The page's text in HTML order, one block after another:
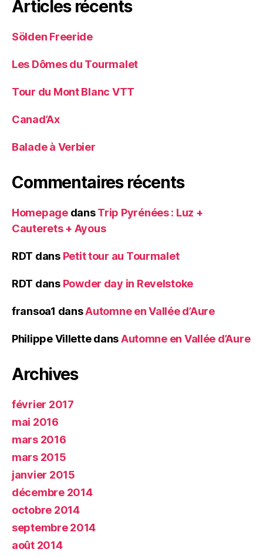
Articles récents
Sölden Freeride
Les Dômes du Tourmalet
Tour du Mont Blanc VTT
Canad’Ax
Balade à Verbier
Commentaires récents
HomepagedansTrip Pyrénées : Luz +
Cauterets + Ayous
RDT dans Petit tour au Tourmalet
RDT dans Powder day in Revelstoke
fransoa1 dansAutomne en Vallée d’Aure
Philippe VillettedansAutomne en Vallée d’Aure
Archives
février 2017
mai 2016
mars 2016
mars 2015
janvier 2015
décembre 2014
octobre 2014
septembre 2014
août 2014